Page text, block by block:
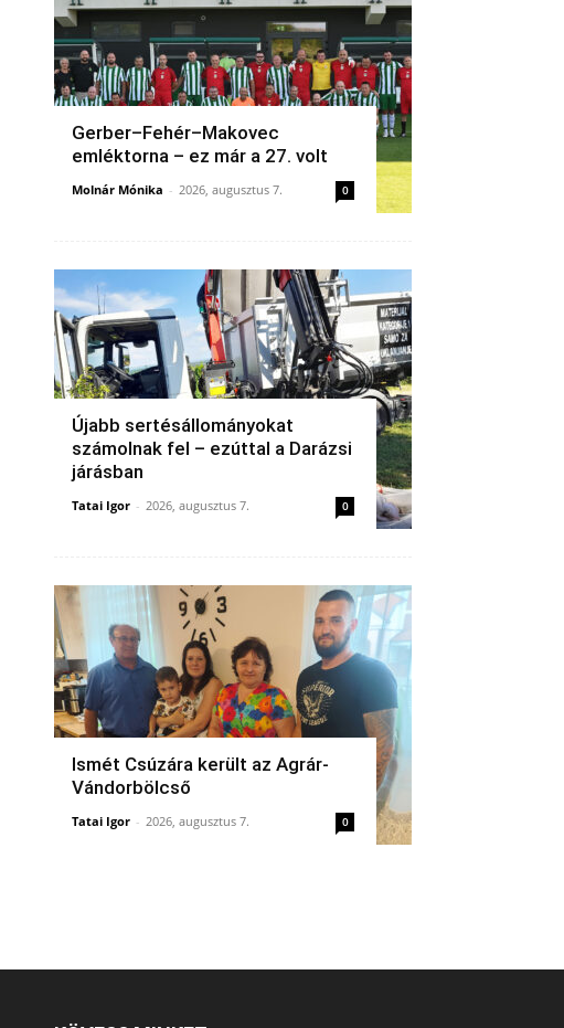
Gerber–Fehér–Makovec
emléktorna – ez már a 27. volt
Molnár Mónika - 2026, augusztus 7. 0
Újabb sertésállományokat
számolnak fel – ezúttal a Darázsi
járásban
Tatai Igor - 2026, augusztus 7. 0
Ismét Csúzára került az Agrár-
Vándorbölcső
Tatai Igor - 2026, augusztus 7. 0